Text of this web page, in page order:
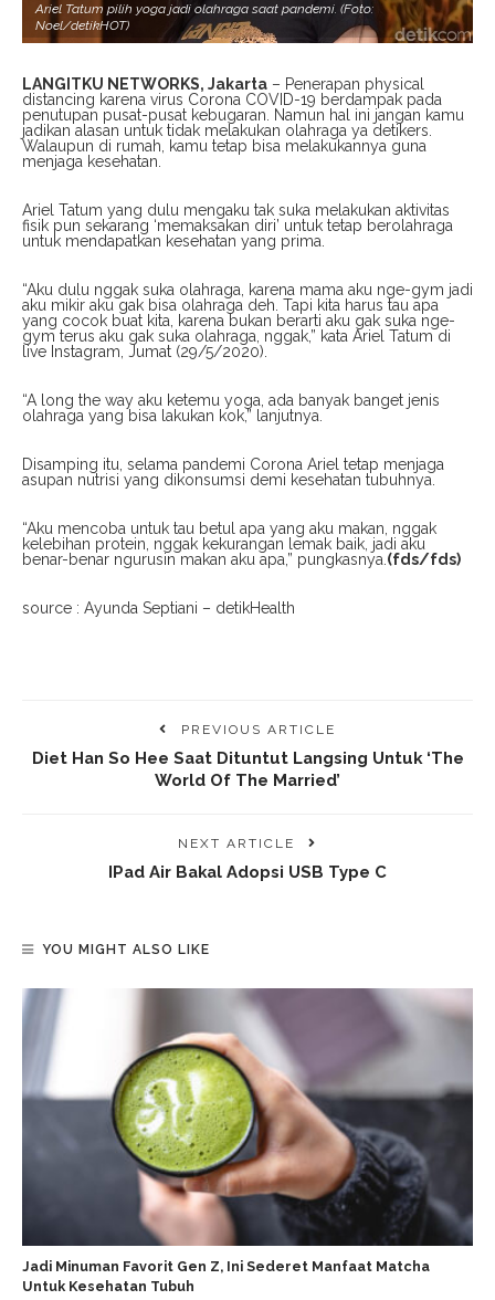
Ariel Tatum pilih yoga jadi olahraga saat pandemi. (Foto:
Noel/detikHOT)
LANGITKU NETWORKS, Jakarta – Penerapan physical
distancing karena virus Corona COVID-19 berdampak pada
penutupan pusat-pusat kebugaran. Namun hal ini jangan kamu
jadikan alasan untuk tidak melakukan olahraga ya detikers.
Walaupun di rumah, kamu tetap bisa melakukannya guna
menjaga kesehatan.
Ariel Tatum yang dulu mengaku tak suka melakukan aktivitas
fisik pun sekarang ‘memaksakan diri’ untuk tetap berolahraga
untuk mendapatkan kesehatan yang prima.
“Aku dulu nggak suka olahraga, karena mama aku nge-gym jadi
aku mikir aku gak bisa olahraga deh. Tapi kita harus tau apa
yang cocok buat kita, karena bukan berarti aku gak suka nge-
gym terus aku gak suka olahraga, nggak,” kata Ariel Tatum di
live Instagram, Jumat (29/5/2020).
“A long the way aku ketemu yoga, ada banyak banget jenis
olahraga yang bisa lakukan kok,” lanjutnya.
Disamping itu, selama pandemi Corona Ariel tetap menjaga
asupan nutrisi yang dikonsumsi demi kesehatan tubuhnya.
“Aku mencoba untuk tau betul apa yang aku makan, nggak
kelebihan protein, nggak kekurangan lemak baik, jadi aku
benar-benar ngurusin makan aku apa,” pungkasnya.(fds/fds)
source : Ayunda Septiani – detikHealth
PREVIOUS ARTICLE
Diet Han So Hee Saat Dituntut Langsing Untuk ‘The
World Of The Married’
NEXT ARTICLE
IPad Air Bakal Adopsi USB Type C
YOU MIGHT ALSO LIKE
Jadi Minuman Favorit Gen Z, Ini Sederet Manfaat Matcha
Untuk Kesehatan Tubuh